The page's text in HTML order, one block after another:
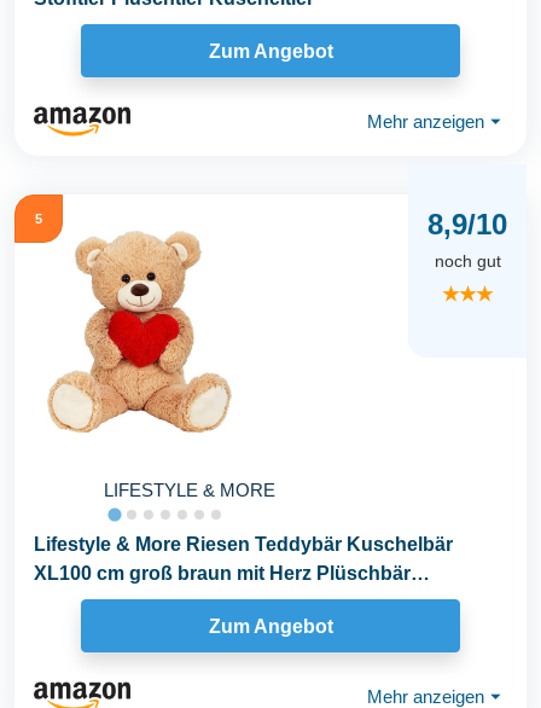
Zum Angebot
Mehr anzeigen ⏷
5
LIFESTYLE & MORE
8,9/10
noch gut
★★★
Lifestyle & More Riesen Teddybär Kuschelbär
XL100 cm groß braun mit Herz Plüschbär
Kuscheltier...
Zum Angebot
Mehr anzeigen ⏷